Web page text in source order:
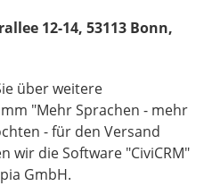
12-14, 53113 Bonn,
über weitere
"Mehr Sprachen - mehr
- für den Versand
wir die Software "CiviCRM"
GmbH.